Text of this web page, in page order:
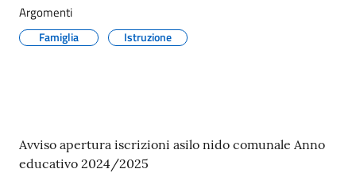
A
l
b
t
o
Argomenti
Famiglia Istruzione
Contenuto
Avviso apertura iscrizioni asilo nido comunale Anno
educativo 2024/2025